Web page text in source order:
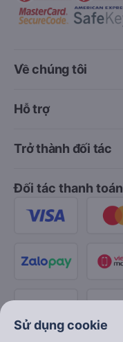
Về chúng tôi
Hỗ trợ
Trở thành đối tác
Đối tác thanh toán
Sử dụng cookie